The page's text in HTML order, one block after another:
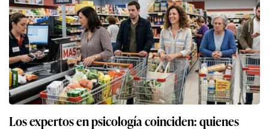
Los expertos en psicología coinciden: quienes